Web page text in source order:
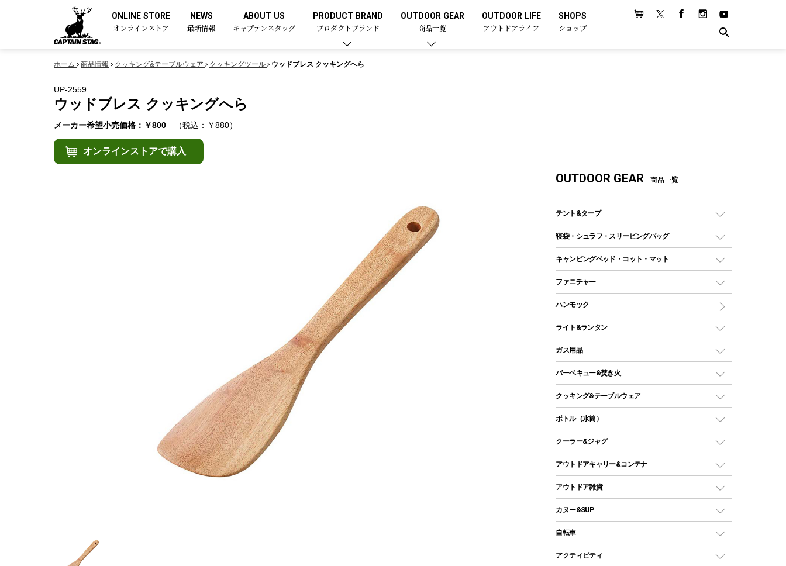
ONLINE STORE
オンラインストア
NEWS
最新情報
ABOUT US
キャプテンスタッグ
PRODUCT BRAND
プロダクトブランド
OUTDOOR GEAR
商品一覧
OUTDOOR LIFE
アウトドアライフ
SHOPS
ショップ
ホーム 商品情報 クッキング&テーブルウェア クッキングツール ウッドブレス クッキングへら
UP-2559
ウッドブレス クッキングへら
メーカー希望小売価格：￥800 （税込：￥880）
オンラインストアで購入
OUTDOOR GEAR 商品一覧
テント&タープ
テント
ツールームテント
ワンポールテント
シェルターテント
ロッジ型・オリジナルテント
タープ
スクエアタープ（レクタタープ）
メッシュタープ
自立式タープ
パラソル
テントアクセサリー
ペグ
グランドシート
ガイドロープ
寝袋・シュラフ・スリーピングバッグ
レクタングラー型（封筒型）シュラフ
インナーシュラフ
キャンピングベッド・コット・マット
キャンピングベッド・コット
インフレータブルマット
ファニチャー
アウトドアテーブル
レジャーシート
ハンモック
ライト&ランタン
LEDランタン
ガスランタン
オイルランタン
LEDライト
ヘッドライト
キャンドル
ガス用品
ガスバーナー
ガス缶
ガストーチ、ライター
バーベキュー&焚き火
バーベキューコンロ、グリル
焚き火台タイプ（ロースタイル）グリル
卓上タイプグリル
パーティータイプグリル
鉄板、アミ
焚き火台&ストーブ
火起こし
クッキング&テーブルウェア
ダッチオーブン
ホットサンドメーカー
クッカーセット
シェラカップ
クッキングツール
ボトル（水筒）
ステンレスボトル
コップ付きタイプ
ワンタッチタイプ
プラスチックボトル
ディズニーボトル
クーラー&ジャグ
クーラーボックス
クーラーバッグ
ウォータージャグ
保冷剤
アウトドアキャリー&コンテナ
アウトドアキャリー
アウトドア雑貨
バックパック&バッグ
リュック、バックパック
トートバッグ、サコッシュ
カヌー&SUP
インフレータブル
自転車
折りたたみ自転車
アクティビティ